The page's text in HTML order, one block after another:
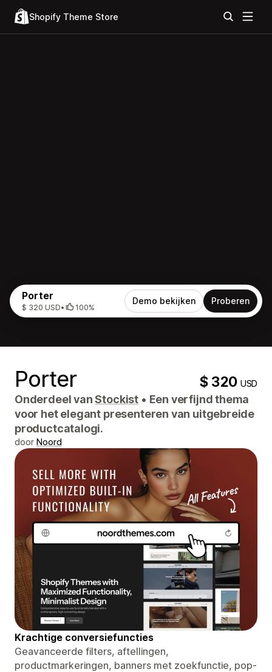
Shopify Theme Store
Porter
$ 320 USD• 100%
Demo bekijken Proberen
Porter $ 320USD
Onderdeel vanStockist • Een verfijnd thema
voor het elegant presenteren van uitgebreide
productcatalogi.
door Noord
Krachtige conversiefuncties
Geavanceerde filters, aftellingen,
productmarkeringen, banners met zoekfunctie, pop-